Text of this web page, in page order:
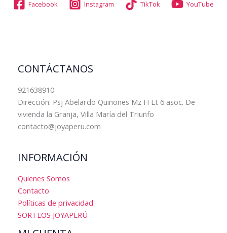
Facebook Instagram TikTok YouTube
CONTÁCTANOS
921638910
Dirección: Psj Abelardo Quiñones Mz H Lt 6 asoc. De
vivienda la Granja, Villa María del Triunfo
contacto@joyaperu.com
INFORMACIÓN
Quienes Somos
Contacto
Políticas de privacidad
SORTEOS JOYAPERÚ